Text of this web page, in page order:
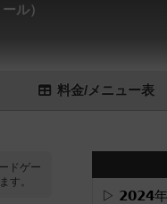
ル）
料金/メニュー表
ドゲー
す。
▷ 𝟮𝟬𝟮𝟰